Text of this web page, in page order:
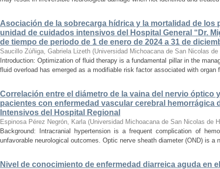
Asociación de la sobrecarga hídrica y la mortalidad de los
unidad de cuidados intensivos del Hospital General “Dr.
de tiempo de periodo de 1 de enero de 2024 a 31 de
Saucillo Zúñiga, Gabriela Lizeth (Universidad Michoacana de San Nicolas de
Introduction: Optimization of fluid therapy is a fundamental pillar in the
fluid overload has emerged as a modifiable risk factor associated with organ
Correlación entre el diámetro de la vaina del nervio óptico
pacientes con enfermedad vascular cerebral hemorrágica
Intensivos del Hospital Regional
Espinosa Pérez Negrón, Karla (Universidad Michoacana de San Nicolas de
Background: Intracranial hypertension is a frequent complication of
unfavorable neurological outcomes. Optic nerve sheath diameter (OND) is a
Nivel de conocimiento de enfermedad diarreica aguda en